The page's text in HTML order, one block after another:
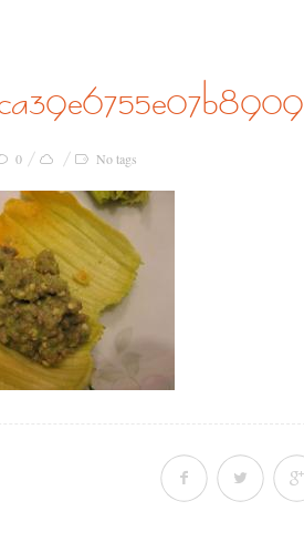
0 No tags